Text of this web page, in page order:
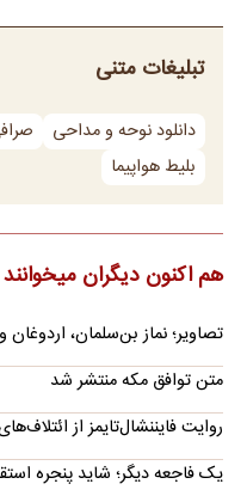
تبلیغات متنی
دانلود نوحه و مداحی
بلیط هواپیما
هم اکنون دیگران میخوانند
تصاویر؛ نماز بن‌سلمان،
متن توافق مکه منتشر شد
روایت فایننشال‌تایمز از
یک فاجعه دیگر؛ شاید پنجره